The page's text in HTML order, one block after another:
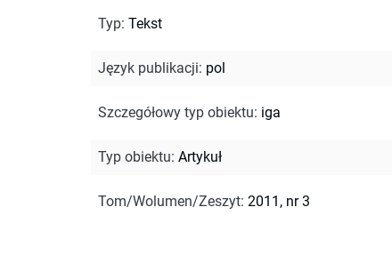
Typ: Tekst
Język publikacji: pol
Szczegółowy typ obiektu: iga
Typ obiektu: Artykuł
Tom/Wolumen/Zeszyt: 2011, nr 3